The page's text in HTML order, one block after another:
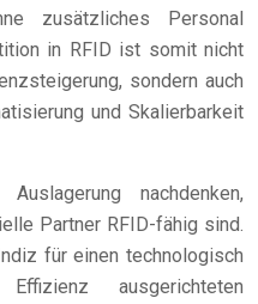
zusätzliches Personal
in RFID ist somit nicht
sondern auch
und Skalierbarkeit
nachdenken,
Partner RFID-fähig sind.
für einen technologisch
ausgerichteten